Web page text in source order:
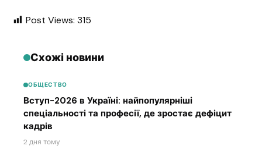
Post Views: 315
Схожі новини
ОБЩЕСТВО
Вступ-2026 в Україні: найпопулярніші
спеціальності та професії, де зростає дефіцит
кадрів
2 дня тому